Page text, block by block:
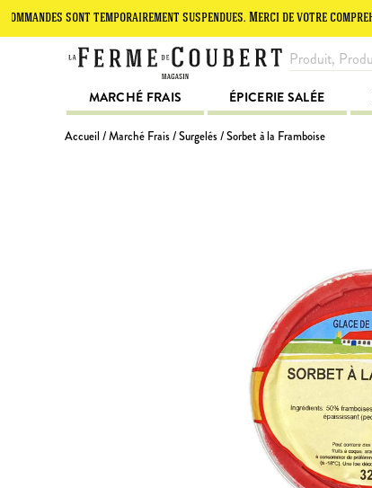
sont temporairement suspendues. Merci de votre compréhension.
MARCHÉ FRAIS ÉPICERIE SALÉE
Accueil /Marché Frais/Surgelés/ Sorbet à la Framboise